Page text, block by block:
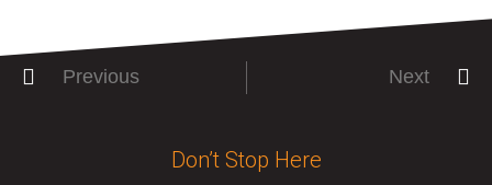
Previous Next
Don’t Stop Here